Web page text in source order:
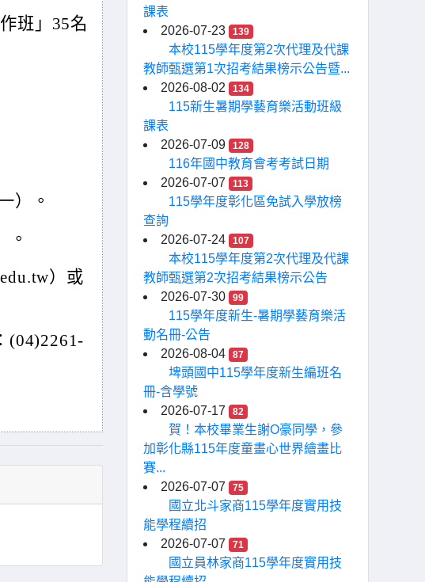
班」35名
）。
。
）或
(04)2261-
課表
2026-07-23
139
本校115學年度第2次代理及代課
教師甄選第1次招考結果榜示公告暨...
2026-08-02
134
115新生暑期學藝育樂活動班級
課表
2026-07-09
128
116年國中教育會考考試日期
2026-07-07
113
115學年度彰化區免試入學放榜
查詢
2026-07-24
107
本校115學年度第2次代理及代課
教師甄選第2次招考結果榜示公告
2026-07-30
99
115學年度新生-暑期學藝育樂活
動名冊-公告
2026-08-04
87
埤頭國中115學年度新生編班名
冊-含學號
2026-07-17
82
賀！本校畢業生謝O豪同學，參
加彰化縣115年度童畫心世界繪畫比
賽...
2026-07-07
75
國立北斗家商115學年度實用技
能學程續招
2026-07-07
71
國立員林家商115學年度實用技